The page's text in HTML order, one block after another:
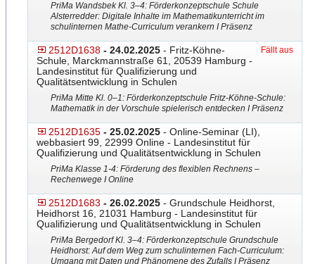
PriMa Wandsbek Kl. 3–4: Förderkonzeptschule Schule
Alsterredder: Digitale Inhalte im Mathematikunterricht im
schulinternen Mathe-Curriculum verankern I Präsenz
2512D1638 - 24.02.2025 - Fritz-Köhne-
Schule, Marckmannstraße 61, 20539 Hamburg -
Landesinstitut für Qualifizierung und
Qualitätsentwicklung in Schulen
Fällt aus
PriMa Mitte Kl. 0–1: Förderkonzeptschule Fritz-Köhne-Schule:
Mathem​atik in der Vorschule spielerisch entdecken I Präsenz
2512D1635 - 25.02.2025 - Online-Seminar (LI),
webbasiert 99, 22999 Online - Landesinstitut für
Qualifizierung und Qualitätsentwicklung in Schulen
PriMa Klasse 1-4: Förderung des flexiblen Rechnens –
Rechenwege I Online
2512D1683 - 26.02.2025 - Grundschule Heidhorst,
Heidhorst 16, 21031 Hamburg - Landesinstitut für
Qualifizierung und Qualitätsentwicklung in Schulen
PriMa Bergedorf Kl. 3–4: Förderkonzeptschule Grundschule
Heidhorst: Auf dem Weg zum schulinternen Fach-Curriculum:
Umgang mit Daten und Phänomene des Zufalls I Präsenz